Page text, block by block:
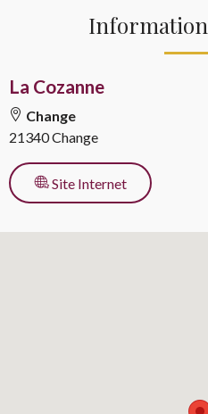
La Cozanne
Change
21340 Change
Site Internetpour l’activité